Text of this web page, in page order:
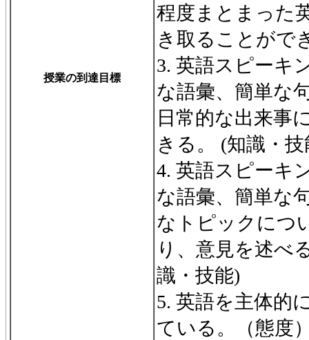
授業の到達目標
程度まとまった
き取ることがで
3. 英語スピーキ
な語彙、簡単な
日常的な出来事
きる。 (知識・技
4. 英語スピーキ
な語彙、簡単な
なトピックにつ
り、意見を述べ
識・技能)
5. 英語を主体的
ている。（態度